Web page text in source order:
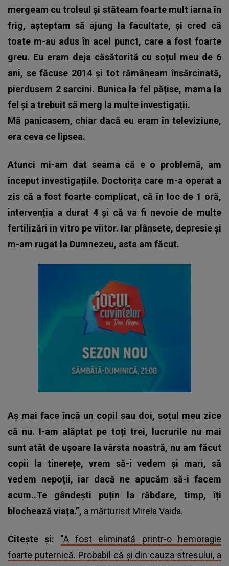
mergeam cu troleul și stăteam foarte mult iarna în
frig, așteptam să ajung la facultate, și cred că
toate m-au adus în acel punct, care a fost foarte
greu. Eu eram deja căsătorită cu soțul meu de 6
ani, se făcuse 2014 și tot rămâneam însărcinată,
pierdusem 2 sarcini. Bunica la fel pățise, mama la
fel și a trebuit să merg la multe investigații.
Mă panicasem, chiar dacă eu eram în televiziune,
era ceva ce lipsea.
Atunci mi-am dat seama că e o problemă, am
început investigațiile. Doctorița care m-a operat a
zis că a fost foarte complicat, că în loc de 1 oră,
intervenția a durat 4 și că va fi nevoie de multe
fertilizări in vitro pe viitor. Iar plânsete, depresie și
m-am rugat la Dumnezeu, asta am făcut.
Aș mai face încă un copil sau doi, soțul meu zice
că nu. I-am alăptat pe toți trei, lucrurile nu mai
sunt atât de ușoare la vârsta noastră, nu am făcut
copii la tinerețe, vrem să-i vedem și mari, să
vedem nepoții, iar dacă ne apucăm să-i facem
acum..Te gândești puțin la răbdare, timp, îți
blochează viața.”, a mărturisit Mirela Vaida.
Citește și: "A fost eliminată printr-o hemoragie
foarte puternică. Probabil că și din cauza stresului, a